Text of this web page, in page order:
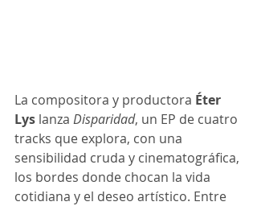
La compositora y productora Éter
Lys lanza Disparidad, un EP de cuatro
tracks que explora, con una
sensibilidad cruda y cinematográfica,
los bordes donde chocan la vida
cotidiana y el deseo artístico. Entre